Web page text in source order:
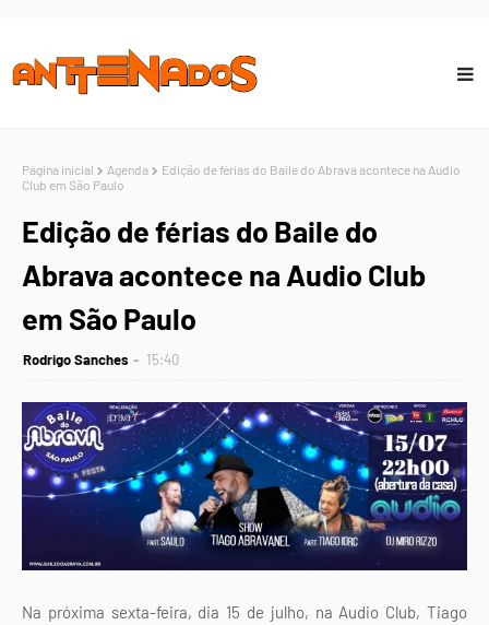
Página inicial Agenda
Edição de férias do Baile do Abrava acontece na Audio
Club em São Paulo
Edição de férias do Baile do
Abrava acontece na Audio Club
em São Paulo
Rodrigo Sanches 15:40
Na próxima sexta-feira, dia 15 de julho, na Audio Club, Tiago